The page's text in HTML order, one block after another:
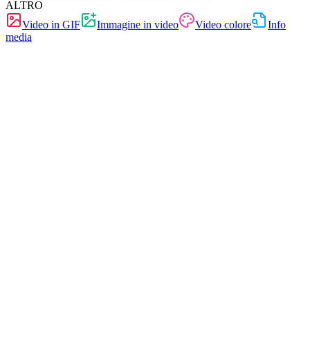
ALTRO
Video in GIF
Immagine in video Video colore
Info
media